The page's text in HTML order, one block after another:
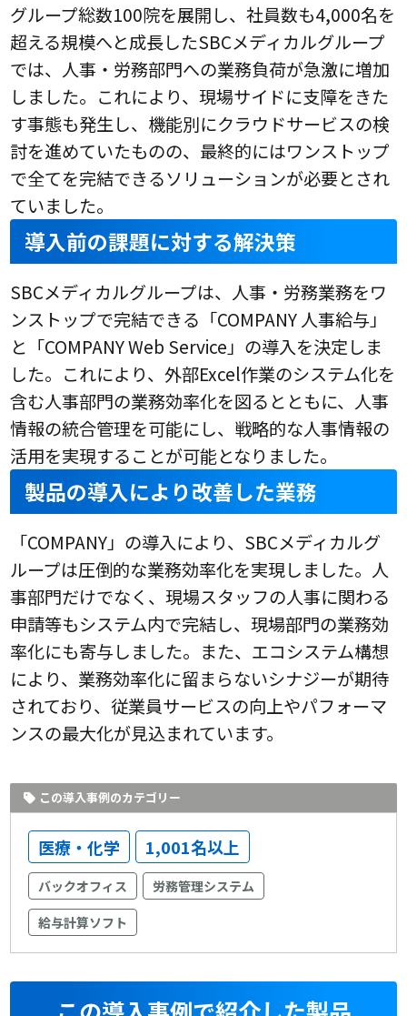
グループ総数100院を展開し、社員数も4,000名を
超える規模へと成長したSBCメディカルグループ
では、人事・労務部門への業務負荷が急激に増加
しました。これにより、現場サイドに支障をきた
す事態も発生し、機能別にクラウドサービスの検
討を進めていたものの、最終的にはワンストップ
で全てを完結できるソリューションが必要とされ
ていました。
導入前の課題に対する解決策
SBCメディカルグループは、人事・労務業務をワ
ンストップで完結できる「COMPANY 人事給与」
と「COMPANY Web Service」の導入を決定しま
した。これにより、外部Excel作業のシステム化を
含む人事部門の業務効率化を図るとともに、人事
情報の統合管理を可能にし、戦略的な人事情報の
活用を実現することが可能となりました。
製品の導入により改善した業務
「COMPANY」の導入により、SBCメディカルグ
ループは圧倒的な業務効率化を実現しました。人
事部門だけでなく、現場スタッフの人事に関わる
申請等もシステム内で完結し、現場部門の業務効
率化にも寄与しました。また、エコシステム構想
により、業務効率化に留まらないシナジーが期待
されており、従業員サービスの向上やパフォーマ
ンスの最大化が見込まれています。
この導入事例のカテゴリー
医療・化学 1,001名以上
バックオフィス
労務管理システム
給与計算ソフト